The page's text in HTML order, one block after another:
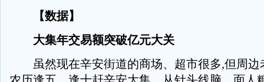
【数据】
大集年交易额突破亿元大关
虽然现在辛安街道的商场、超市很多,但周边